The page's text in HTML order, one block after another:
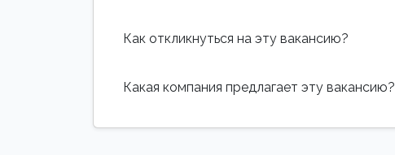
Как откликнуться на эту вакансию?
Какая компания предлагает эту вакансию?